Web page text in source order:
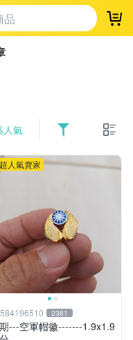
登
人氣
超人氣賣家
2381
---空軍帽徽-------1.9x1.9